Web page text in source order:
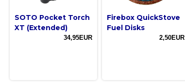
SOTO Pocket Torch
XT (Extended)
34,95EUR
Firebox QuickStove
Fuel Disks
2,50EUR